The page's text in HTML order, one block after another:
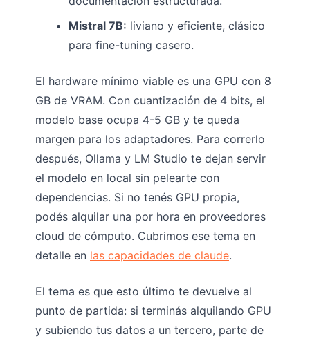
Mistral 7B: liviano y eficiente, clásico
para fine-tuning casero.
El hardware mínimo viable es una GPU con 8
GB de VRAM. Con cuantización de 4 bits, el
modelo base ocupa 4-5 GB y te queda
margen para los adaptadores. Para correrlo
después, Ollama y LM Studio te dejan servir
el modelo en local sin pelearte con
dependencias. Si no tenés GPU propia,
podés alquilar una por hora en proveedores
cloud de cómputo. Cubrimos ese tema en
detalle en las capacidades de claude.
El tema es que esto último te devuelve al
punto de partida: si terminás alquilando GPU
y subiendo tus datos a un tercero, parte de